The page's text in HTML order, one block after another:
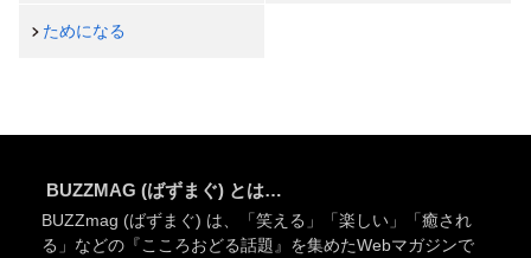
ためになる
BUZZMAG (ばずまぐ) とは…
BUZZmag (ばずまぐ) は、「笑える」「楽しい」「癒され
る」などの『こころおどる話題』を集めたWebマガジンで